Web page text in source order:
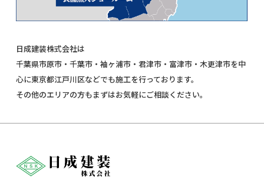
日成建装株式会社は
千葉県市原市・千葉市・袖ヶ浦市・君津市・富津市・木更津市を中
心に東京都江戸川区などでも施工を行っております。
その他のエリアの方もまずはお気軽にご相談ください。